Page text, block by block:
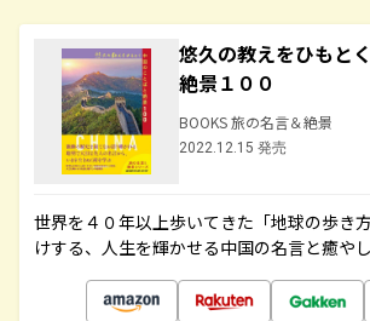
悠久の教えをひもと
絶景１００
BOOKS 旅の名言＆絶景
2022.12.15 発売
世界を４０年以上歩いてきた「地球の歩き
けする、人生を輝かせる中国の名言と癒や